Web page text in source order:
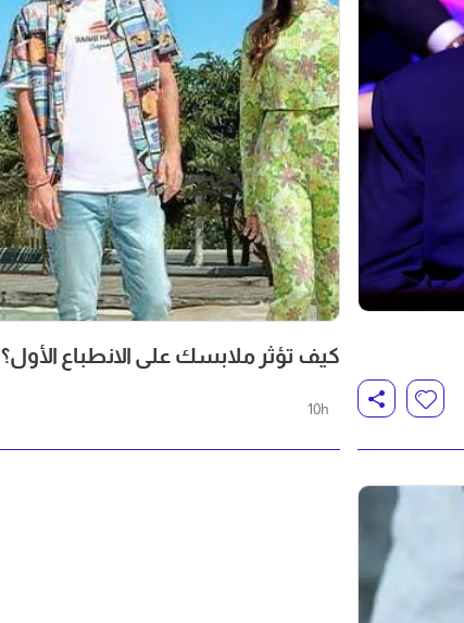
كيف تؤثر ملابسك على الانطباع الأول؟
10h